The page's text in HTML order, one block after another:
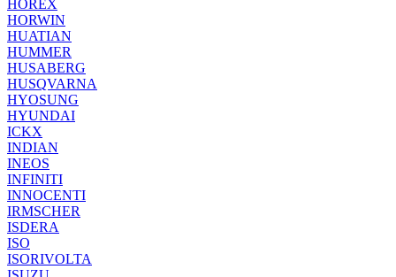
HOREX
HORWIN
HUATIAN
HUMMER
HUSABERG
HUSQVARNA
HYOSUNG
HYUNDAI
ICKX
INDIAN
INEOS
INFINITI
INNOCENTI
IRMSCHER
ISDERA
ISO
ISORIVOLTA